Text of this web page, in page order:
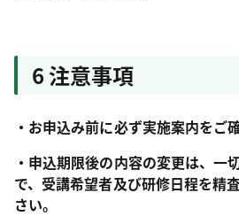
6 注意事項
・お申込み前に必ず実施案内をご
・申込期限後の内容の変更は、一
で、受講希望者及び研修日程を精
さい。